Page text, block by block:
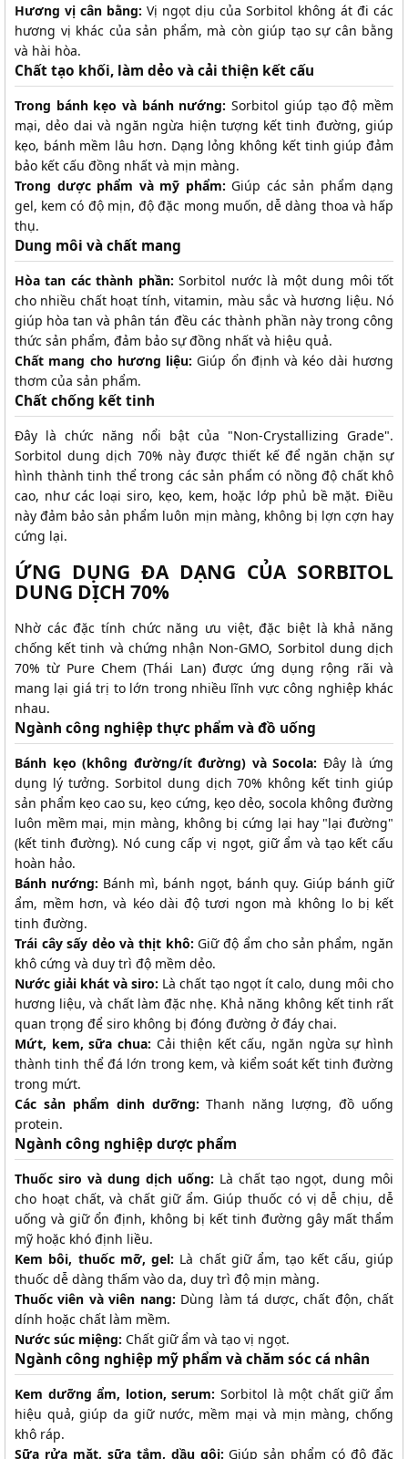
Hương vị cân bằng: Vị ngọt dịu của Sorbitol không át đi các
hương vị khác của sản phẩm, mà còn giúp tạo sự cân bằng
và hài hòa.
Chất tạo khối, làm dẻo và cải thiện kết cấu
Trong bánh kẹo và bánh nướng: Sorbitol giúp tạo độ mềm
mại, dẻo dai và ngăn ngừa hiện tượng kết tinh đường, giúp
kẹo, bánh mềm lâu hơn. Dạng lỏng không kết tinh giúp đảm
bảo kết cấu đồng nhất và mịn màng.
Trong dược phẩm và mỹ phẩm: Giúp các sản phẩm dạng
gel, kem có độ mịn, độ đặc mong muốn, dễ dàng thoa và hấp
thụ.
Dung môi và chất mang
Hòa tan các thành phần: Sorbitol nước là một dung môi tốt
cho nhiều chất hoạt tính, vitamin, màu sắc và hương liệu. Nó
giúp hòa tan và phân tán đều các thành phần này trong công
thức sản phẩm, đảm bảo sự đồng nhất và hiệu quả.
Chất mang cho hương liệu: Giúp ổn định và kéo dài hương
thơm của sản phẩm.
Chất chống kết tinh
Đây là chức năng nổi bật của "Non-Crystallizing Grade".
Sorbitol dung dịch 70% này được thiết kế để ngăn chặn sự
hình thành tinh thể trong các sản phẩm có nồng độ chất khô
cao, như các loại siro, kẹo, kem, hoặc lớp phủ bề mặt. Điều
này đảm bảo sản phẩm luôn mịn màng, không bị lợn cợn hay
cứng lại.
ỨNG DỤNG ĐA DẠNG CỦA SORBITOL
DUNG DỊCH 70%
Nhờ các đặc tính chức năng ưu việt, đặc biệt là khả năng
chống kết tinh và chứng nhận Non-GMO, Sorbitol dung dịch
70% từ Pure Chem (Thái Lan) được ứng dụng rộng rãi và
mang lại giá trị to lớn trong nhiều lĩnh vực công nghiệp khác
nhau.
Ngành công nghiệp thực phẩm và đồ uống
Bánh kẹo (không đường/ít đường) và Socola: Đây là ứng
dụng lý tưởng. Sorbitol dung dịch 70% không kết tinh giúp
sản phẩm kẹo cao su, kẹo cứng, kẹo dẻo, socola không đường
luôn mềm mại, mịn màng, không bị cứng lại hay "lại đường"
(kết tinh đường). Nó cung cấp vị ngọt, giữ ẩm và tạo kết cấu
hoàn hảo.
Bánh nướng: Bánh mì, bánh ngọt, bánh quy. Giúp bánh giữ
ẩm, mềm hơn, và kéo dài độ tươi ngon mà không lo bị kết
tinh đường.
Trái cây sấy dẻo và thịt khô: Giữ độ ẩm cho sản phẩm, ngăn
khô cứng và duy trì độ mềm dẻo.
Nước giải khát và siro: Là chất tạo ngọt ít calo, dung môi cho
hương liệu, và chất làm đặc nhẹ. Khả năng không kết tinh rất
quan trọng để siro không bị đóng đường ở đáy chai.
Mứt, kem, sữa chua: Cải thiện kết cấu, ngăn ngừa sự hình
thành tinh thể đá lớn trong kem, và kiểm soát kết tinh đường
trong mứt.
Các sản phẩm dinh dưỡng: Thanh năng lượng, đồ uống
protein.
Ngành công nghiệp dược phẩm
Thuốc siro và dung dịch uống: Là chất tạo ngọt, dung môi
cho hoạt chất, và chất giữ ẩm. Giúp thuốc có vị dễ chịu, dễ
uống và giữ ổn định, không bị kết tinh đường gây mất thẩm
mỹ hoặc khó định liều.
Kem bôi, thuốc mỡ, gel: Là chất giữ ẩm, tạo kết cấu, giúp
thuốc dễ dàng thấm vào da, duy trì độ mịn màng.
Thuốc viên và viên nang: Dùng làm tá dược, chất độn, chất
dính hoặc chất làm mềm.
Nước súc miệng: Chất giữ ẩm và tạo vị ngọt.
Ngành công nghiệp mỹ phẩm và chăm sóc cá nhân
Kem dưỡng ẩm, lotion, serum: Sorbitol là một chất giữ ẩm
hiệu quả, giúp da giữ nước, mềm mại và mịn màng, chống
khô ráp.
Sữa rửa mặt, sữa tắm, dầu gội: Giúp sản phẩm có độ đặc